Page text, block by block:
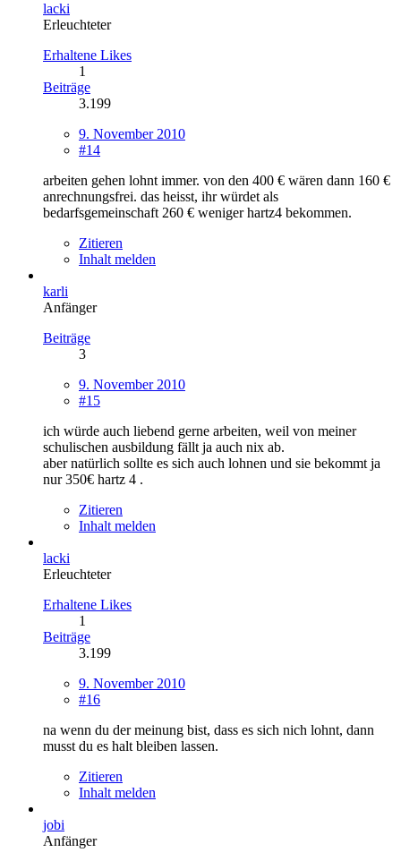
lacki
Erleuchteter
Erhaltene Likes
1
Beiträge
3.199
9. November 2010
#14
arbeiten gehen lohnt immer. von den 400 € wären dann 160 €
anrechnungsfrei. das heisst, ihr würdet als
bedarfsgemeinschaft 260 € weniger hartz4 bekommen.
Zitieren
Inhalt melden
karli
Anfänger
Beiträge
3
9. November 2010
#15
ich würde auch liebend gerne arbeiten, weil von meiner
schulischen ausbildung fällt ja auch nix ab.
aber natürlich sollte es sich auch lohnen und sie bekommt ja
nur 350€ hartz 4 .
Zitieren
Inhalt melden
lacki
Erleuchteter
Erhaltene Likes
1
Beiträge
3.199
9. November 2010
#16
na wenn du der meinung bist, dass es sich nich lohnt, dann
musst du es halt bleiben lassen.
Zitieren
Inhalt melden
jobi
Anfänger